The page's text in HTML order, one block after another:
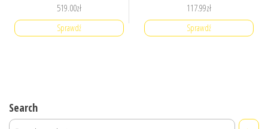
519.00zł
Sprawdź
117.99zł
Sprawdź
Search